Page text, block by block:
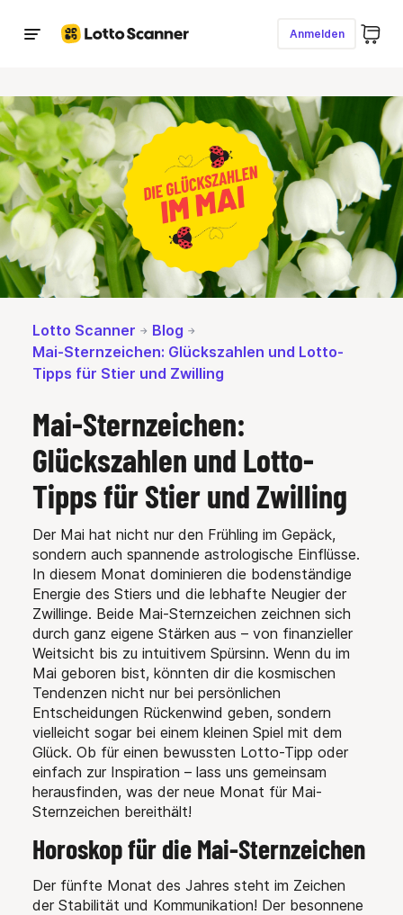
Anmelden
Lotto Scanner
Blog
Mai-Sternzeichen: Glückszahlen und Lotto-
Tipps für Stier und Zwilling
Mai-Sternzeichen:
Glückszahlen und Lotto-
Tipps für Stier und Zwilling
Der Mai hat nicht nur den Frühling im Gepäck,
sondern auch spannende astrologische Einflüsse.
In diesem Monat dominieren die bodenständige
Energie des Stiers und die lebhafte Neugier der
Zwillinge. Beide Mai-Sternzeichen zeichnen sich
durch ganz eigene Stärken aus – von finanzieller
Weitsicht bis zu intuitivem Spürsinn. Wenn du im
Mai geboren bist, könnten dir die kosmischen
Tendenzen nicht nur bei persönlichen
Entscheidungen Rückenwind geben, sondern
vielleicht sogar bei einem kleinen Spiel mit dem
Glück. Ob für einen bewussten Lotto-Tipp oder
einfach zur Inspiration – lass uns gemeinsam
herausfinden, was der neue Monat für Mai-
Sternzeichen bereithält!
Horoskop für die Mai-Sternzeichen
Der fünfte Monat des Jahres steht im Zeichen
der Stabilität und Kommunikation! Der besonnene
Lotto spielen
LOTTO 6aus49
Jetzt Millionär werden
Eurojackpot
Jetzt Millionär werden
GlücksSpirale
Jackpot 1,2 Mio. € + 5k monatlich 1:—)
Ziehungszahlen